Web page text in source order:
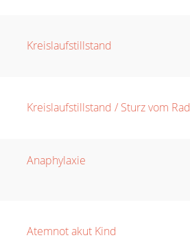
Kreislaufstillstand
Kreislaufstillstand / Sturz vom Rad
Anaphylaxie
Atemnot akut Kind